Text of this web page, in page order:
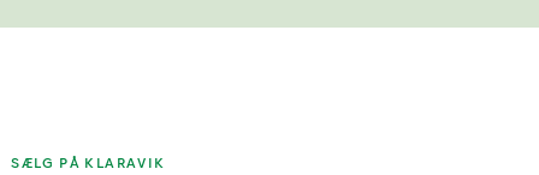
SÆLG PÅ KLARAVIK